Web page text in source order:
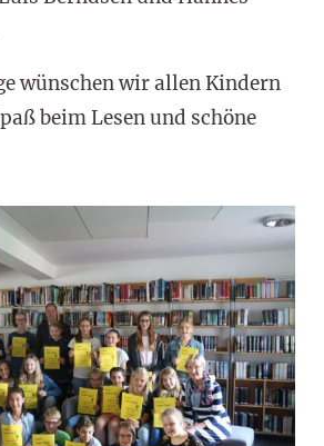
wünschen wir allen Kindern
beim Lesen und schöne